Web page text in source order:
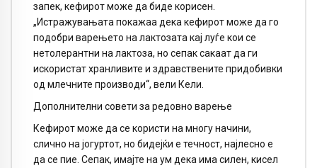
запек, кефирот може да биде корисен.
„Истражувањата покажаа дека кефирот може да го
подобри варењето на лактозата кај луѓе кои се
нетолерантни на лактоза, но сепак сакаат да ги
искористат хранливите и здравствените придобивки
од млечните производи“, вели Кели.
Дополнителни совети за редовно варење
Кефирот може да се користи на многу начини,
слично на јогуртот, но бидејќи е течност, најлесно е
да се пие. Сепак, имајте на ум дека има силен, кисел